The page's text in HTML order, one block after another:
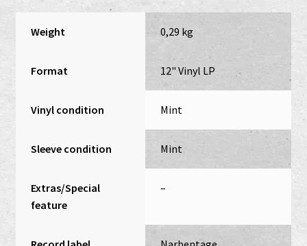
Weight 0,29 kg
Format 12" Vinyl LP
Vinyl condition Mint
Sleeve condition Mint
Extras/Special
feature
–